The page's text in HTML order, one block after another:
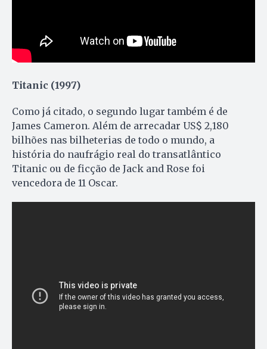
Titanic (1997)
Como já citado, o segundo lugar também é de
James Cameron. Além de arrecadar US$ 2,180
bilhões nas bilheterias de todo o mundo, a
história do naufrágio real do transatlântico
Titanic ou de ficção de Jack and Rose foi
vencedora de 11 Oscar.